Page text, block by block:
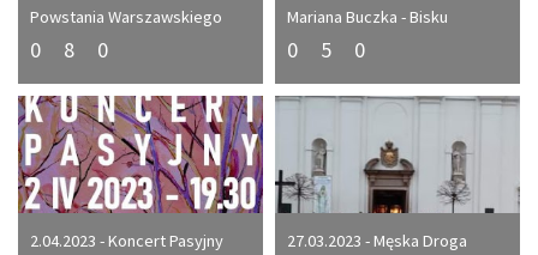
Powstania Warszawskiego
0 8 0
Mariana Buczka - Bisku
0 5 0
2.04.2023 - Koncert Pasyjny
27.03.2023 - Męska Droga